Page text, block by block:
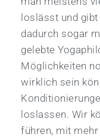
loslässt und
dadurch sogar
gelebte
Möglichkeiten
wirklich sein
loslassen. Wir
führen, mit